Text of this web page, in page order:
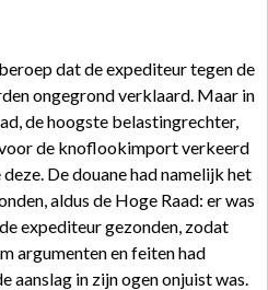
dat de expediteur tegen de
ongegrond verklaard. Maar in
de hoogste belastingrechter,
de knoflookimport verkeerd
De douane had namelijk het
aldus de Hoge Raad: er was
expediteur gezonden, zodat
argumenten en feiten had
aanslag in zijn ogen onjuist was.